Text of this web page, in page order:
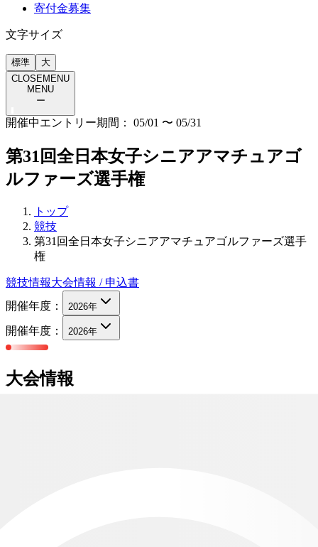
寄付金募集
文字サイズ
標準
大
CLOSE MENU
MENU
ー
開催中エントリー期間： 05/01 〜 05/31
第31回全日本女子シニアアマチュアゴ
ルファーズ選手権
トップ
競技
第31回全日本女子シニアアマチュアゴルファーズ選手
権
競技情報大会情報 / 申込書
開催年度：
2026年
開催年度： 2026年
大会情報